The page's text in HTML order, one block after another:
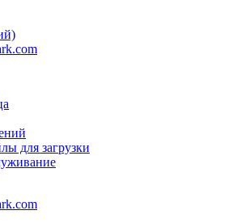
для загрузки